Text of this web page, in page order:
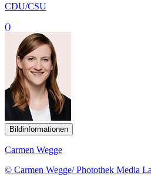
CDU/CSU
()
Bildinformationen
Carmen Wegge
© Carmen Wegge/ Photothek Media